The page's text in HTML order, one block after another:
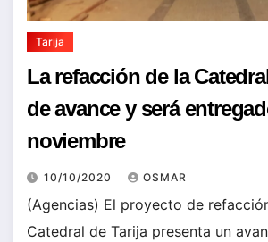
Tarija
La refacción de la
de avance y será
noviembre
10/10/2020 OSMAR
(Agencias) El proyecto de
Catedral de Tarija presenta un